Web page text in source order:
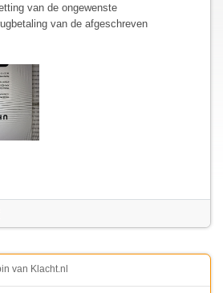
van de ongewenste
van de afgeschreven
van Klacht.nl